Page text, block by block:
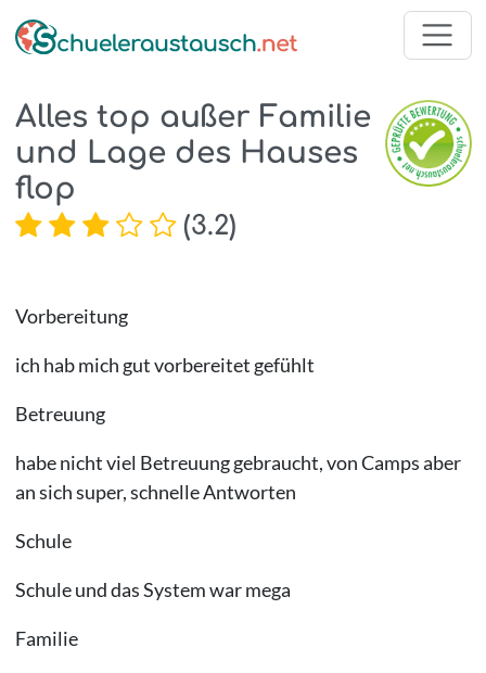
Alles top außer Familie
und Lage des Hauses
flop
(3.2)
Vorbereitung
ich hab mich gut vorbereitet gefühlt
Betreuung
habe nicht viel Betreuung gebraucht, von Camps aber
an sich super, schnelle Antworten
Schule
Schule und das System war mega
Familie